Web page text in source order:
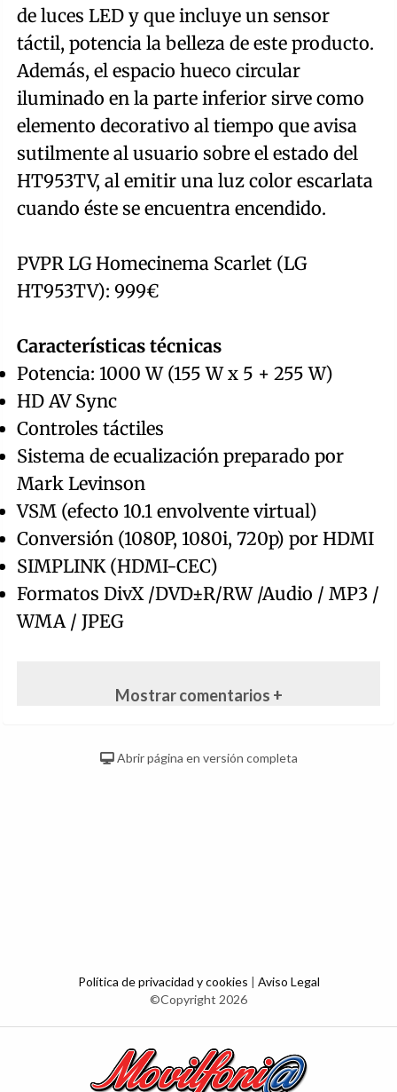
de luces LED y que incluye un sensor
táctil, potencia la belleza de este producto.
Además, el espacio hueco circular
iluminado en la parte inferior sirve como
elemento decorativo al tiempo que avisa
sutilmente al usuario sobre el estado del
HT953TV, al emitir una luz color escarlata
cuando éste se encuentra encendido.
PVPR LG Homecinema Scarlet (LG
HT953TV): 999€
Características técnicas
Potencia: 1000 W (155 W x 5 + 255 W)
HD AV Sync
Controles táctiles
Sistema de ecualización preparado por
Mark Levinson
VSM (efecto 10.1 envolvente virtual)
Conversión (1080P, 1080i, 720p) por HDMI
SIMPLINK (HDMI-CEC)
Formatos DivX /DVD±R/RW /Audio / MP3 /
WMA / JPEG
Mostrar comentarios +
Abrir página en versión completa
Política de privacidad y cookies | Aviso Legal
©Copyright 2026